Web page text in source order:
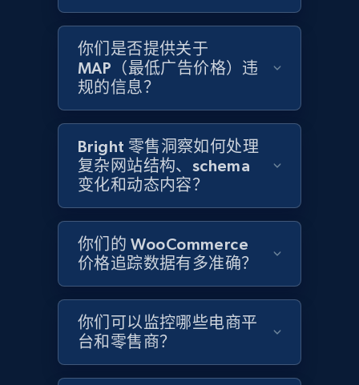
URL, Domain, Country code, Model number,
Sku, Product id, Product name, Manufacturer,
and more.
2.1K+ 355+
Home Depot US - Discover products by
specified UPC
Sku, Product id, Product name, Manufacturer,
and more.
你们是否提供关于
MAP（最低广告价格）违
规的信息？
Bright 零售洞察如何处理
复杂网站结构、schema
变化和动态内容？
你们的 WooCommerce
价格追踪数据有多准确？
你们可以监控哪些电商平
台和零售商？